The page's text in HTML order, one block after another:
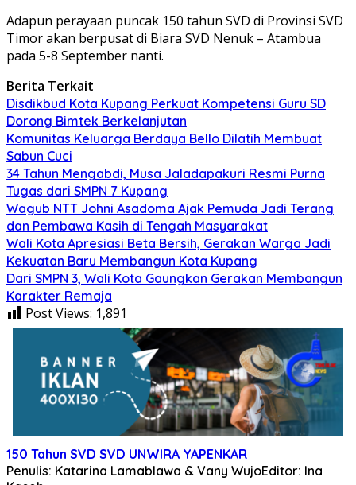
Adapun perayaan puncak 150 tahun SVD di Provinsi SVD
Timor akan berpusat di Biara SVD Nenuk – Atambua
pada 5-8 September nanti.
Berita Terkait
Disdikbud Kota Kupang Perkuat Kompetensi Guru SD
Dorong Bimtek Berkelanjutan
Komunitas Keluarga Berdaya Bello Dilatih Membuat
Sabun Cuci
34 Tahun Mengabdi, Musa Jaladapakuri Resmi Purna
Tugas dari SMPN 7 Kupang
Wagub NTT Johni Asadoma Ajak Pemuda Jadi Terang
dan Pembawa Kasih di Tengah Masyarakat
Wali Kota Apresiasi Beta Bersih, Gerakan Warga Jadi
Kekuatan Baru Membangun Kota Kupang
Dari SMPN 3, Wali Kota Gaungkan Gerakan Membangun
Karakter Remaja
Post Views: 1,891
150 Tahun SVD SVD UNWIRA YAPENKAR
Penulis: Katarina Lamablawa & Vany WujoEditor: Ina